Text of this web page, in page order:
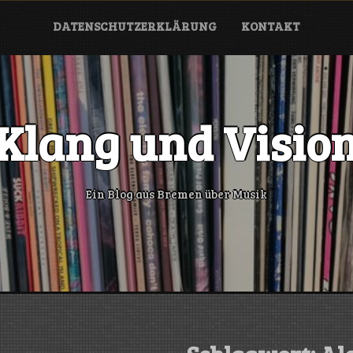
DATENSCHUTZERKLÄRUNG KONTAKT
und
Ein Blog aus Bremen über Musik